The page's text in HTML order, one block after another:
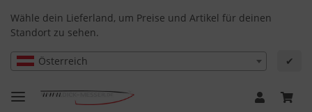
Wähle dein Lieferland, um Preise und Artikel für deinen
Standort zu sehen.
Österreich ✔